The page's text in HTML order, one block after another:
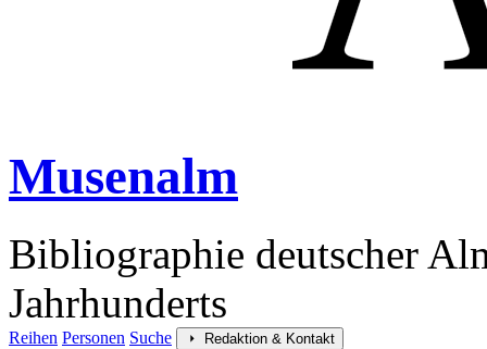
Musenalm
Bibliographie deutscher
Jahrhunderts
Reihen Personen Suche Redaktion & Kontakt